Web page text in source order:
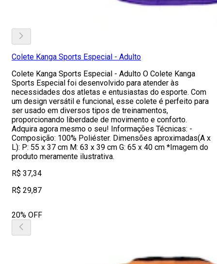
Colete Kanga Sports Especial - Adulto
Colete Kanga Sports Especial - Adulto O Colete Kanga
Sports Especial foi desenvolvido para atender às
necessidades dos atletas e entusiastas do esporte. Com
um design versátil e funcional, esse colete é perfeito para
ser usado em diversos tipos de treinamentos,
proporcionando liberdade de movimento e conforto.
Adquira agora mesmo o seu! Informações Técnicas: -
Composição: 100% Poliéster. Dimensões aproximadas(A x
L): P: 55 x 37 cm M: 63 x 39 cm G: 65 x 40 cm *Imagem do
produto meramente ilustrativa.
R$ 37,34
R$ 29,87
20% OFF